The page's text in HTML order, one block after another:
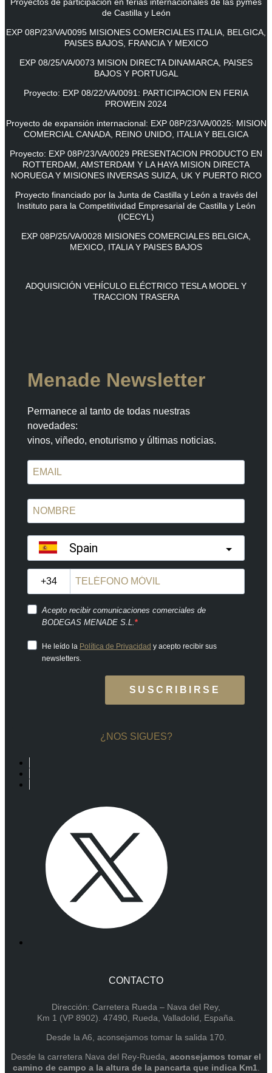
de Castilla y León
EXP 08P/23/VA/0095 MISIONES COMERCIALES ITALIA, BELGICA,
PAISES BAJOS, FRANCIA Y MEXICO
EXP 08/25/VA/0073 MISION DIRECTA DINAMARCA, PAISES
BAJOS Y PORTUGAL
Proyecto: EXP 08/22/VA/0091: PARTICIPACION EN FERIA
PROWEIN 2024
Proyecto de expansión internacional: EXP 08P/23/VA/0025: MISION
COMERCIAL CANADA, REINO UNIDO, ITALIA Y BELGICA
Proyecto: EXP 08P/23/VA/0029 PRESENTACION PRODUCTO EN
ROTTERDAM, AMSTERDAM Y LA HAYA MISION DIRECTA
NORUEGA Y MISIONES INVERSAS SUIZA, UK Y PUERTO RICO
Proyecto financiado por la Junta de Castilla y León a través del
Instituto para la Competitividad Empresarial de Castilla y León
(ICECYL)
EXP 08P/25/VA/0028 MISIONES COMERCIALES BELGICA,
MEXICO, ITALIA Y PAISES BAJOS
ADQUISICIÓN VEHÍCULO ELÉCTRICO TESLA MODEL Y
TRACCION TRASERA
Menade Newsletter
Permanece al tanto de todas nuestras
novedades:
vinos, viñedo, enoturismo y últimas noticias.
Spain
Acepto recibir comunicaciones comerciales de
BODEGAS MENADE S.L.
He leído la Política de Privacidad y acepto recibir sus
newsletters.
SUSCRIBIRSE
¿NOS SIGUES?
CONTACTO
Dirección: Carretera Rueda – Nava del Rey,
Km 1 (VP 8902). 47490, Rueda, Valladolid, España.
Desde la A6, aconsejamos tomar la salida 170.
Desde la carretera Nava del Rey-Rueda, aconsejamos tomar el
camino de campo a la altura de la pancarta que indica Km1